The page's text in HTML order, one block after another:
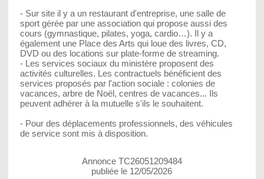
- Sur site il y a un restaurant d'entreprise, une salle de
sport gérée par une association qui propose aussi des
cours (gymnastique, pilates, yoga, cardio…). Il y a
également une Place des Arts qui loue des livres, CD,
DVD ou des locations sur plate-forme de streaming.
- Les services sociaux du ministère proposent des
activités culturelles. Les contractuels bénéficient des
services proposés par l'action sociale : colonies de
vacances, arbre de Noël, centres de vacances... Ils
peuvent adhérer à la mutuelle s'ils le souhaitent.
- Pour des déplacements professionnels, des véhicules
de service sont mis à disposition.
Annonce TC26051209484
publiée le 12/05/2026